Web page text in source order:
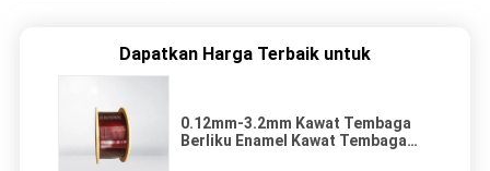
Dapatkan Harga Terbaik untuk
0.12mm-3.2mm Kawat Tembaga
Berliku Enamel Kawat Tembaga